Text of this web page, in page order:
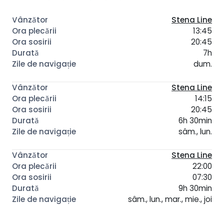
Stena Line
13:45
20:45
7h
dum.
Stena Line
14:15
20:45
6h 30min
sâm., lun.
Stena Line
22:00
07:30
9h 30min
sâm., lun., mar., mie., joi